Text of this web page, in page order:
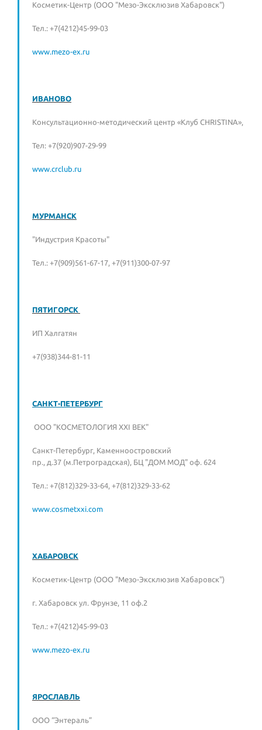
Косметик-Центр (ООО "Мезо-Эксклюзив Хабаровск")
Тел.: +7(4212)45-99-03
www.mezo-ex.ru
ИВАНОВО
Консультационно-методический центр «Клуб CHRISTINA»,
Тел: +7(920)907-29-99
www.crclub.ru
МУРМАНСК
"Индустрия Красоты"
Тел.: +7(909)561-67-17, +7(911)300-07-97
ПЯТИГОРСК
ИП Халгатян
+7(938)344-81-11
САНКТ-ПЕТЕРБУРГ
ООО "КОСМЕТОЛОГИЯ XXI ВЕК"
Санкт-Петербург, Каменноостровский
пр., д.37 (м.Петроградская), БЦ "ДОМ МОД" оф. 624
Тел.: +7(812)329-33-64, +7(812)329-33-62
www.cosmetxxi.com
ХАБАРОВСК
Косметик-Центр (ООО "Мезо-Эксклюзив Хабаровск")
г. Хабаровск ул. Фрунзе, 11 оф.2
Тел.: +7(4212)45-99-03
www.mezo-ex.ru
ЯРОСЛАВЛЬ
ООО “Энтераль”